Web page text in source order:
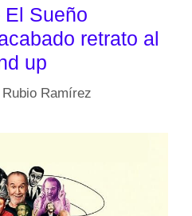
El Sueño
retrato al
up
Ramírez